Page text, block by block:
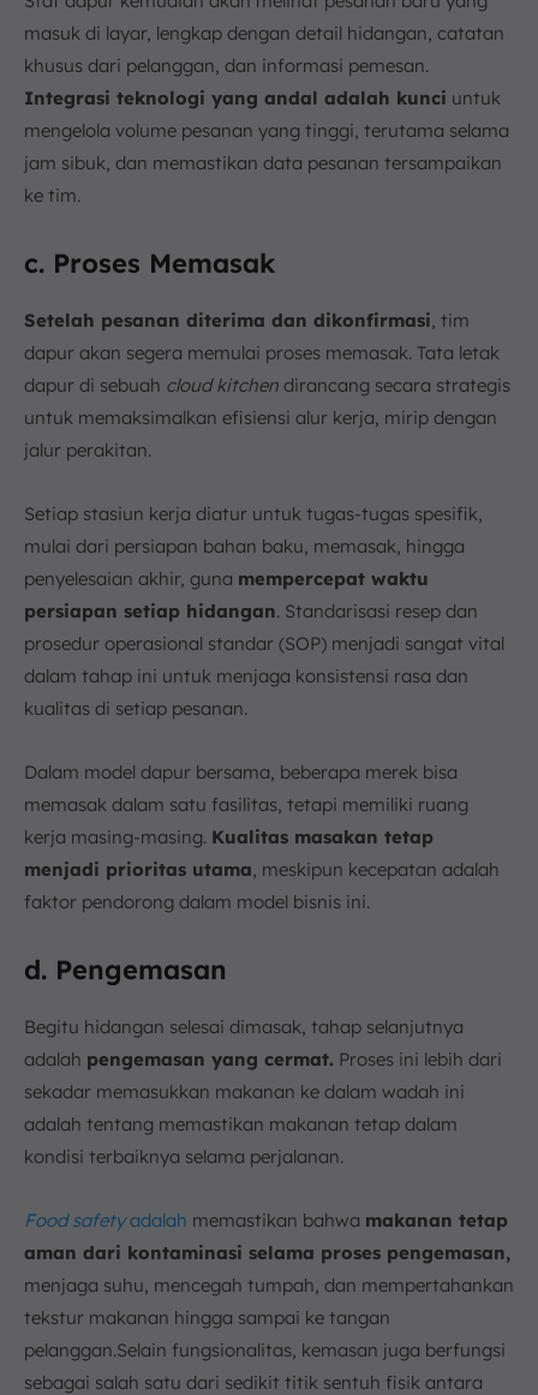
masuk di layar, lengkap dengan detail hidangan, catatan
khusus dari pelanggan, dan informasi pemesan.
Integrasi teknologi yang andal adalah kunci untuk
mengelola volume pesanan yang tinggi, terutama selama
jam sibuk, dan memastikan data pesanan tersampaikan
ke tim.
c. Proses Memasak
Setelah pesanan diterima dan dikonfirmasi , tim
dapur akan segera memulai proses memasak. Tata letak
dapur di sebuah cloud kitchen dirancang secara strategis
untuk memaksimalkan efisiensi alur kerja, mirip dengan
jalur perakitan.
Setiap stasiun kerja diatur untuk tugas-tugas spesifik,
mulai dari persiapan bahan baku, memasak, hingga
penyelesaian akhir, guna mempercepat waktu
persiapan setiap hidangan. Standarisasi resep dan
prosedur operasional standar (SOP) menjadi sangat vital
dalam tahap ini untuk menjaga konsistensi rasa dan
kualitas di setiap pesanan.
Dalam model dapur bersama, beberapa merek bisa
memasak dalam satu fasilitas, tetapi memiliki ruang
kerja masing-masing. Kualitas masakan tetap
menjadi prioritas utama , meskipun kecepatan adalah
faktor pendorong dalam model bisnis ini.
d. Pengemasan
Begitu hidangan selesai dimasak, tahap selanjutnya
adalah pengemasan yang cermat. Proses ini lebih dari
sekadar memasukkan makanan ke dalam wadah ini
adalah tentang memastikan makanan tetap dalam
kondisi terbaiknya selama perjalanan.
Food safetyadalah memastikan bahwa makanan tetap
aman dari kontaminasi selama proses pengemasan,
menjaga suhu, mencegah tumpah, dan mempertahankan
tekstur makanan hingga sampai ke tangan
pelanggan.Selain fungsionalitas, kemasan juga berfungsi
sebagai salah satu dari sedikit titik sentuh fisik antara